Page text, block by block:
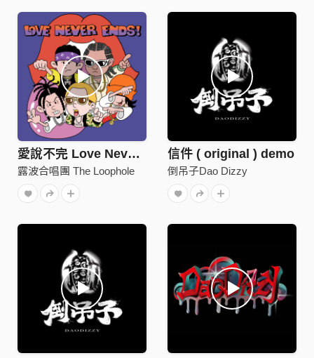
愛說不完 Love Never Ends
露波合唱團 The Loophole
信件 ( original ) demo
倒吊子Dao Dizzy